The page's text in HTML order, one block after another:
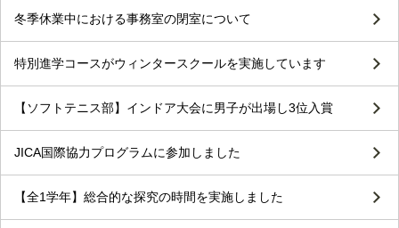
冬季休業中における事務室の閉室について
特別進学コースがウィンタースクールを実施しています
【ソフトテニス部】インドア大会に男子が出場し3位入賞
JICA国際協力プログラムに参加しました
【全1学年】総合的な探究の時間を実施しました